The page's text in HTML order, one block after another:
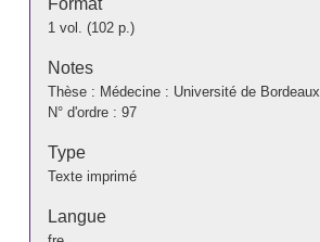
1 vol. (102 p.)
Notes
Thèse : Médecine : Université de
N° d'ordre : 97
Type
Texte imprimé
Langue